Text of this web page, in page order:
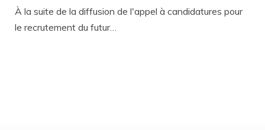
À la suite de la diffusion de l'appel à candidatures pour
le recrutement du futur…